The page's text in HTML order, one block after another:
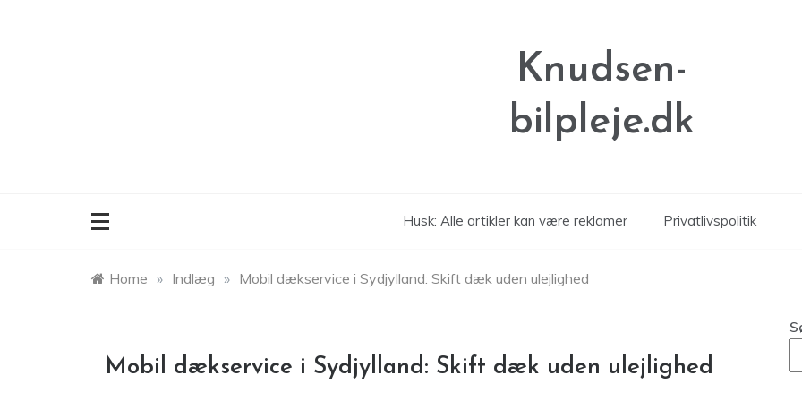
Knudsen-
bilpleje.dk
Husk: Alle artikler kan være reklamer Privatlivspolitik
Home » Indlæg » Mobil dækservice i Sydjylland: Skift dæk uden ulejlighed
Mobil dækservice i Sydjylland: Skift dæk uden ulejlighed